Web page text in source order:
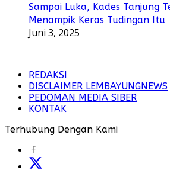
Sampai Luka, Kades Tanjung
Menampik Keras Tudingan Itu
Juni 3, 2025
REDAKSI
DISCLAIMER LEMBAYUNGNEWS
PEDOMAN MEDIA SIBER
KONTAK
Terhubung Dengan Kami